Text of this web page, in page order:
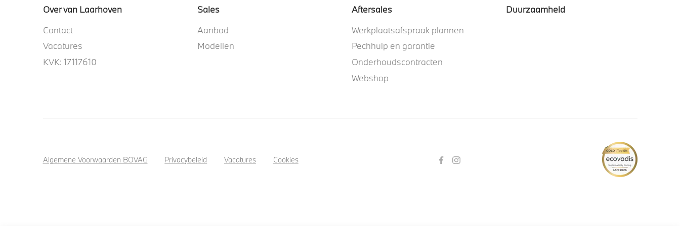
Over van Laarhoven
Contact
Vacatures
KVK: 17117610
Sales
Aanbod
Modellen
Aftersales
Werkplaatsafspraak plannen
Pechhulp en garantie
Onderhoudscontracten
Webshop
Duurzaamheid
Algemene Voorwaarden BOVAG Privacybeleid Vacatures Cookies